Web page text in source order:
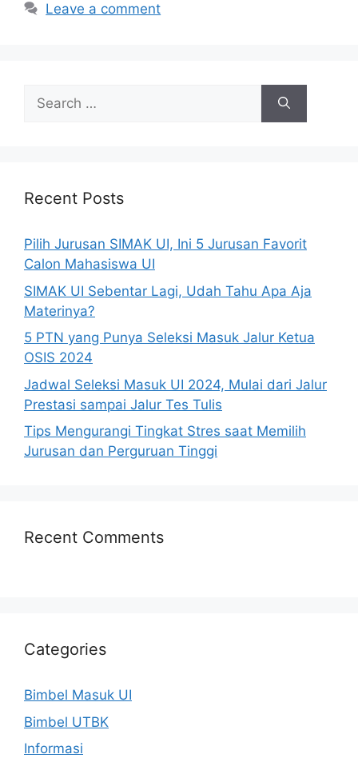
Leave a comment
Recent Posts
Pilih Jurusan SIMAK UI, Ini 5 Jurusan Favorit
Calon Mahasiswa UI
SIMAK UI Sebentar Lagi, Udah Tahu Apa Aja
Materinya?
5 PTN yang Punya Seleksi Masuk Jalur Ketua
OSIS 2024
Jadwal Seleksi Masuk UI 2024, Mulai dari Jalur
Prestasi sampai Jalur Tes Tulis
Tips Mengurangi Tingkat Stres saat Memilih
Jurusan dan Perguruan Tinggi
Recent Comments
Categories
Bimbel Masuk UI
Bimbel UTBK
Informasi